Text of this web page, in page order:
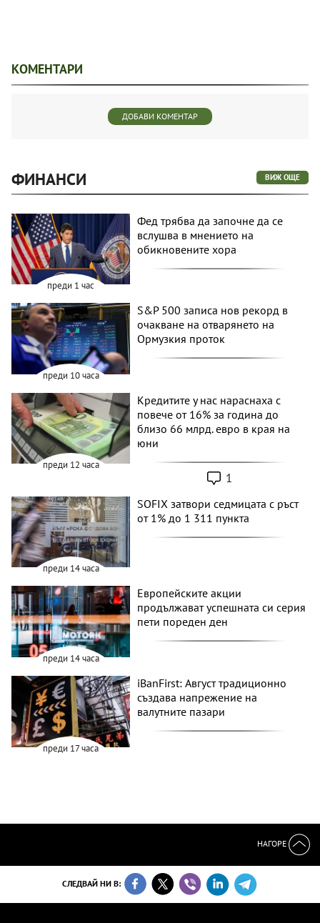
КОМЕНТАРИ
ДОБАВИ КОМЕНТАР
ФИНАНСИ ВИЖ ОЩЕ
преди 1 час
Фед трябва да започне да се
вслушва в мнението на
обикновените хора
преди 10 часа
S&P 500 записа нов рекорд в
очакване на отварянето на
Ормузкия проток
преди 12 часа
Кредитите у нас нараснаха с
повече от 16% за година до
близо 66 млрд. евро в края на
юни
1
преди 14 часа
SOFIX затвори седмицата с ръст
от 1% до 1 311 пункта
преди 14 часа
Европейските акции
продължават успешната си серия
пети пореден ден
преди 17 часа
iBanFirst: Август традиционно
създава напрежение на
валутните пазари
НАГОРЕ
СЛЕДВАЙ НИ В: